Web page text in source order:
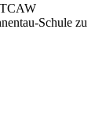
Schule zu